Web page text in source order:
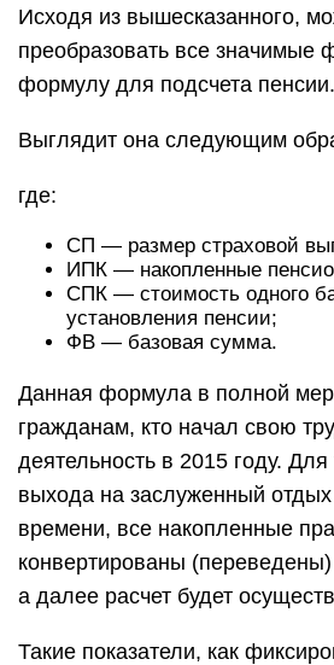
Исходя из вышесказанного,
преобразовать все значимые
формулу для подсчета пенсии.
Выглядит она следующим
где:
СП — размер страховой
ИПК — накопленные
СПК — стоимость одного
установления пенсии;
ФВ — базовая сумма.
Данная формула в полной
гражданам, кто начал свою
деятельность в 2015 году.
выхода на заслуженный
времени, все накопленные
конвертированы
а далее расчет будет
Такие показатели, как